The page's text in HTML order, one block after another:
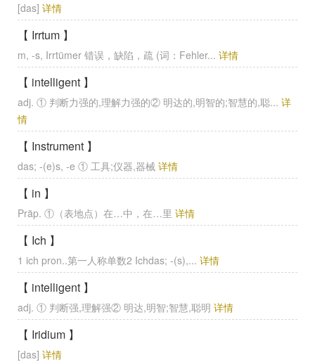
[das] 详情
【 Irrtum 】
m, -s, Irrtümer 错误，缺陷，疏 (词：Fehler... 详情
【 intelligent 】
adj. ① 判断力强的,理解力强的② 明达的,明智的;智慧的,聪... 详
情
【 Instrument 】
das; -(e)s, -e ① 工具;仪器,器械 详情
【 in 】
Präp. ①（表地点）在…中，在…里 详情
【 Ich 】
1 ich pron..第一人称单数2 Ichdas; -(s),... 详情
【 intelligent 】
adj. ① 判断强,理解强② 明达,明智;智慧,聪明 详情
【 Iridium 】
[das] 详情